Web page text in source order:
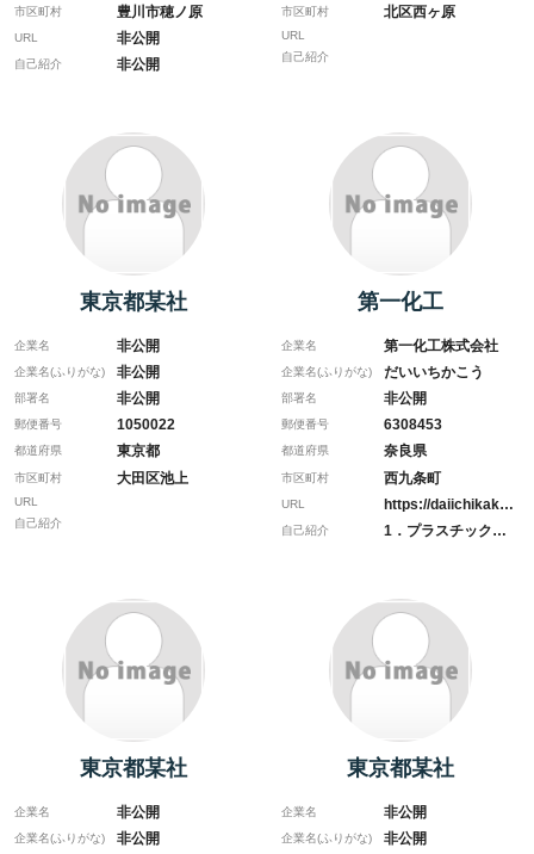
市区町村 豊川市穂ノ原
URL 非公開
自己紹介 非公開
市区町村 北区西ヶ原
URL
自己紹介
東京都某社
企業名 非公開
企業名(ふりがな) 非公開
部署名 非公開
郵便番号 1050022
都道府県 東京都
市区町村 大田区池上
URL
自己紹介
第一化工
企業名 第一化工株式会社
企業名(ふりがな) だいいちかこう
部署名 非公開
郵便番号 6308453
都道府県 奈良県
市区町村 西九条町
URL https://daiichikako…
自己紹介 1．プラスチックボト…
東京都某社
企業名 非公開
企業名(ふりがな) 非公開
東京都某社
企業名 非公開
企業名(ふりがな) 非公開